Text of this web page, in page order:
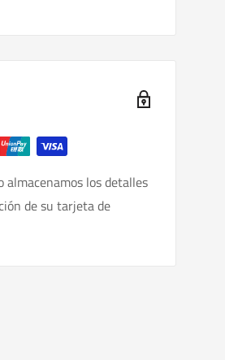
almacenamos los detalles
de su tarjeta de